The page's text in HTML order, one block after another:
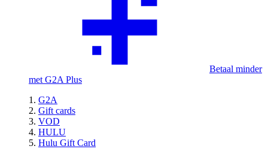
Betaal minder
met G2A Plus
G2A
Gift cards
VOD
HULU
Hulu Gift Card